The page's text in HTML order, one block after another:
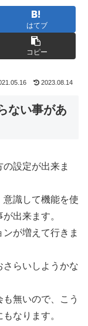
はてブ
コピー
2023.08.14
ない事があ
設定が出来ま
意識して機能を使
出来ます。
が増えて行きま
らいしようかな
無いので、こう
なります。